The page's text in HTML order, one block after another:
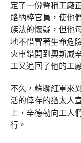
定了一份聲稱工廠
賂納粹官員，使他
族法的懷疑，但他
地不惜冒著生命危
火車錯開到奧斯威
工又追回了他的工
不久，蘇聯紅軍來
活的倖存的猶太人
上，辛德勒向工人
行。